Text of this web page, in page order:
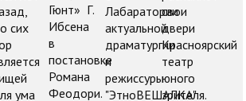
сих
ума
Гюнт» Г.
Ибсена
в
постановке
Романа
Феодори.
Лабаратории
актуальной
драматургии
и
режиссуры
"ЭтноВЕШАЛКА"
свои
двери
Красноярский
театр
юного
зрителя.